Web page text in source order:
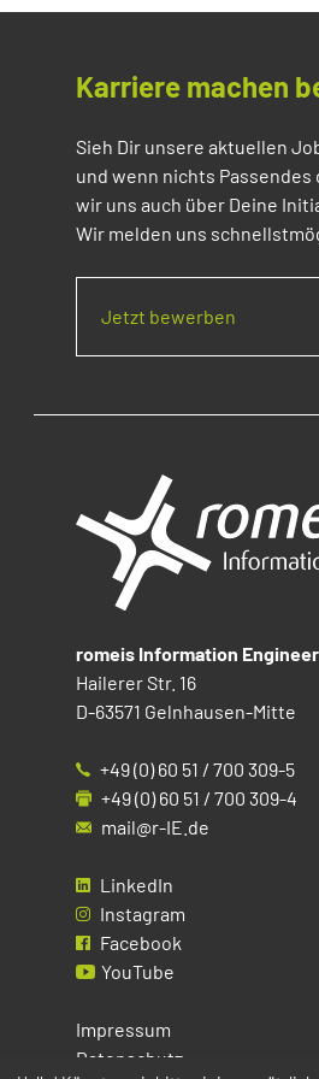
Karriere machen
Sieh Dir unsere aktuellen
und wenn nichts
wir uns auch über Deine
Wir melden uns
Jetzt bewerben
romeis Information
Hailerer Str. 16
D-63571 Gelnhausen-Mitte
+49 (0) 60 51 / 700 309-5
+49 (0) 60 51 / 700 309-4
mail@r-IE.de
LinkedIn
Instagram
Facebook
YouTube
Impressum
Datenschutz